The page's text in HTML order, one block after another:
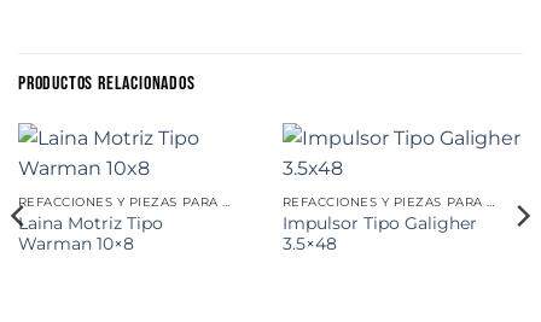
PRODUCTOS RELACIONADOS
REFACCIONES Y PIEZAS PARA MINERÍA
Laina Motriz Tipo
Warman 10×8
REFACCIONES Y PIEZAS PARA MINERÍA
Impulsor Tipo Galigher
3.5×48